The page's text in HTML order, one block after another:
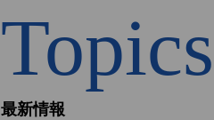
Topics
最新情報